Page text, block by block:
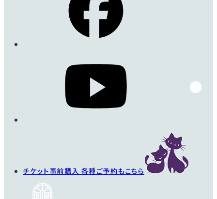
チケット事前購入 各種ご予約もこちら